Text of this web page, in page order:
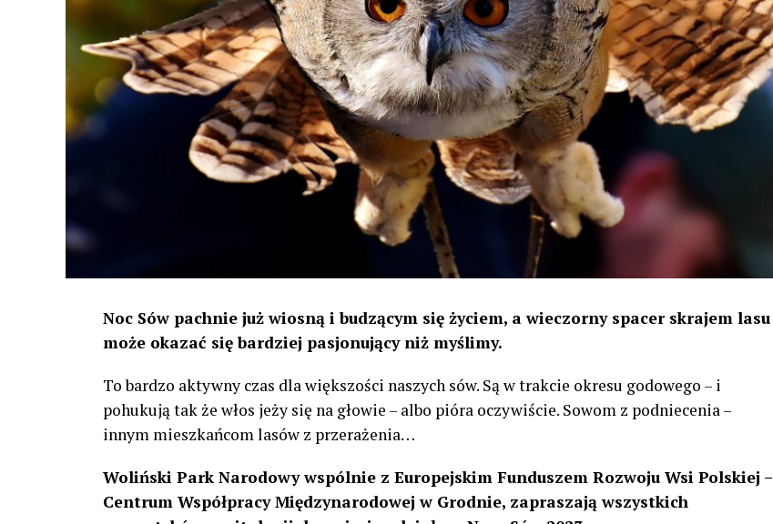
Noc Sów pachnie już wiosną i budzącym się życiem, a wieczorny spacer skrajem lasu
może okazać się bardziej pasjonujący niż myślimy.
To bardzo aktywny czas dla większości naszych sów. Są w trakcie okresu godowego – i
pohukują tak że włos jeży się na głowie – albo pióra oczywiście. Sowom z podniecenia –
innym mieszkańcom lasów z przerażenia…
Woliński Park Narodowy wspólnie z Europejskim Funduszem Rozwoju Wsi Polskiej –
Centrum Współpracy Międzynarodowej w Grodnie, zapraszają wszystkich